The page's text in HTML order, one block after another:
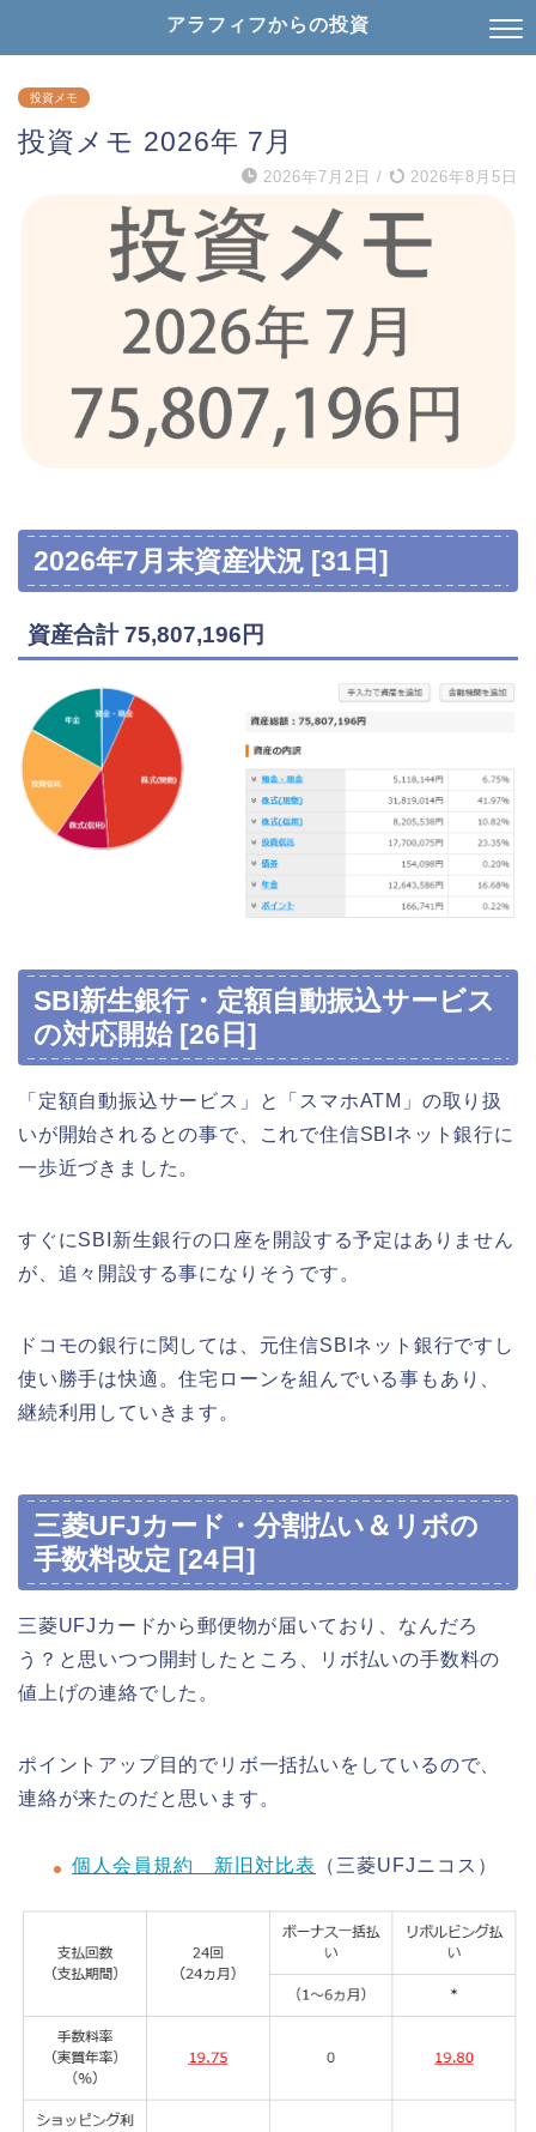
アラフィフからの投資
投資メモ
投資メモ 2026年 7月
2026年7月2日 / 2026年8月5日
2026年7月末資産状況 [31日]
資産合計 75,807,196円
SBI新生銀行・定額自動振込サービス
の対応開始 [26日]
「定額自動振込サービス」と「スマホATM」の取り扱
いが開始されるとの事で、これで住信SBIネット銀行に
一歩近づきました。
すぐにSBI新生銀行の口座を開設する予定はありません
が、追々開設する事になりそうです。
ドコモの銀行に関しては、元住信SBIネット銀行ですし
使い勝手は快適。住宅ローンを組んでいる事もあり、
継続利用していきます。
三菱UFJカード・分割払い＆リボの
手数料改定 [24日]
三菱UFJカードから郵便物が届いており、なんだろ
う？と思いつつ開封したところ、リボ払いの手数料の
値上げの連絡でした。
ポイントアップ目的でリボ一括払いをしているので、
連絡が来たのだと思います。
個人会員規約 新旧対比表 （三菱UFJニコス）